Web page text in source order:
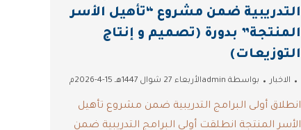
التدريبية ضمن مشروع “تأهيل الأسر
المنتجة” بدورة (تصميم و إنتاج
التوزيعات)
الاخبار بواسطة adminالأربعاء 27 شوال 1447هـ 15-4-2026م
انطلاق أولى البرامج التدريبية ضمن مشروع تأهيل
الأسر المنتجة انطلقت أولى البرامج التدريبية ضمن